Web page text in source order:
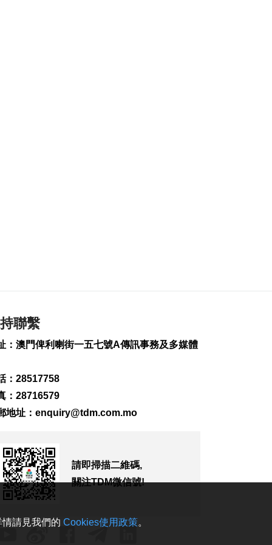
2026-08-07 19:07
2026-08-07 18:20
139
0
週期支援體系
聯繫
：澳門俾利喇街一五七號A傳訊事務及多媒體
：28517758
：28716579
地址： enquiry@tdm.com.mo
請即掃描二維碼,
關注TDM微信號!
請見我們的 Cookies使用政策。